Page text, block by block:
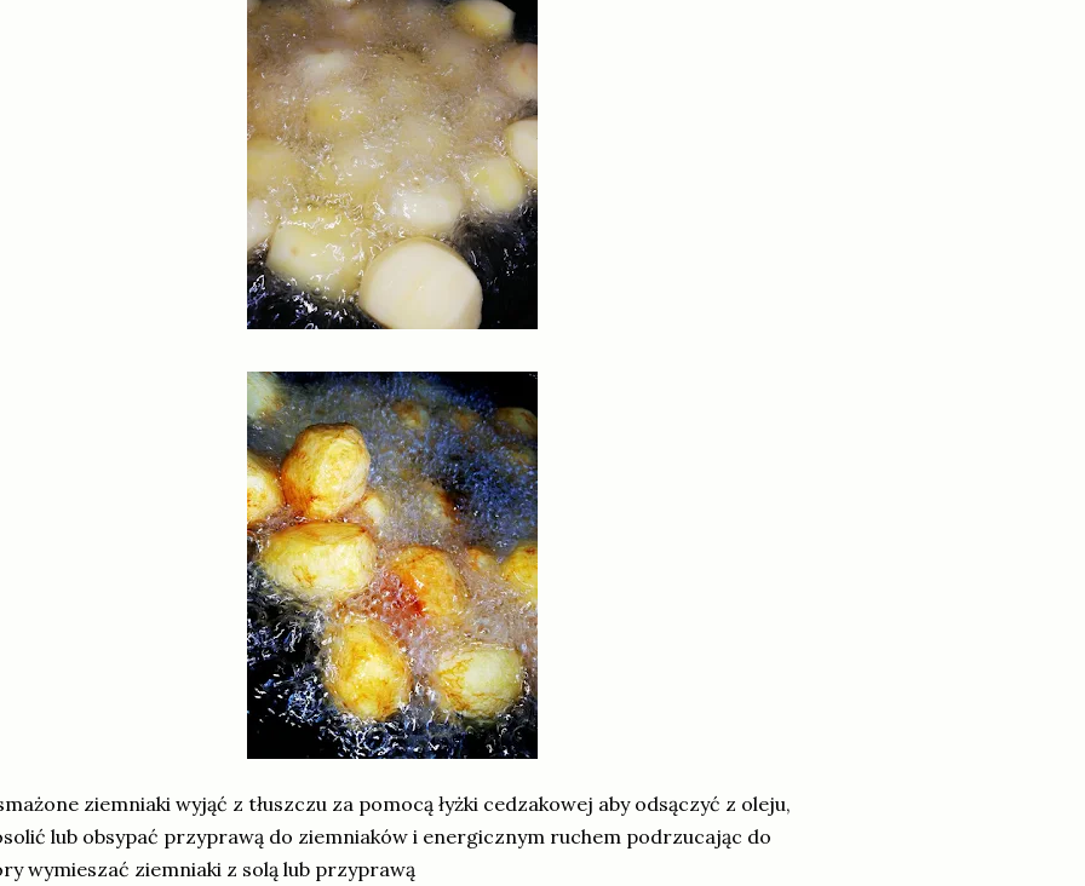
ziemniaki wyjąć z tłuszczu za pomocą łyżki cedzakowej aby odsączyć z oleju,
lub obsypać przyprawą do ziemniaków i energicznym ruchem podrzucając do
wymieszać ziemniaki z solą lub przyprawą